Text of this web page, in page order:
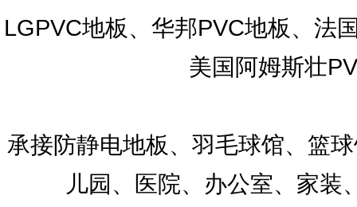
LGPVC地板、华邦PVC地板、法
美国阿姆斯壮
承接防静电地板、羽毛球馆、篮
儿园、医院、办公室、家装